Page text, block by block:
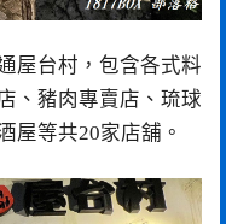
屋台村，包含各式料
、豬肉專賣店、琉球
屋等共20家店舖。